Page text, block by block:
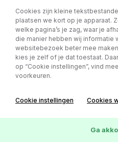
Cookies zijn kleine
plaatsen we kort op je apparaat.
welke pagina’s je zag, waar je
die manier hebben wij informatie
websitebezoek beter mee
kies je zelf of je dat toestaat.
op “Cookie instellingen”, vind
voorkeuren.
Cookie instellingen Cookies
Ga